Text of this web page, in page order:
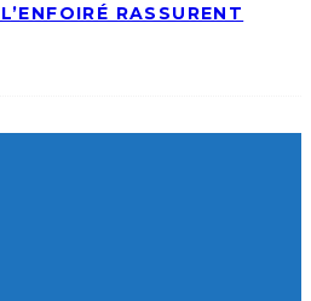
RASSURENT